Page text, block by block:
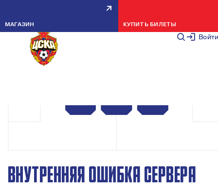
Войти
МАГАЗИН КУПИТЬ БИЛЕТЫ
ВНУТРЕННЯЯ ОШИБКА СЕРВЕРА